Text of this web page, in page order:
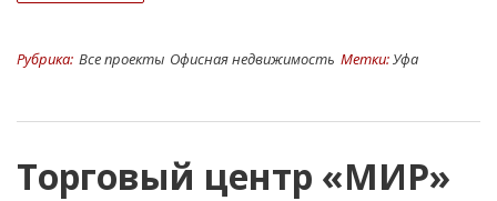
Рубрика: Все проекты Офисная недвижимость Метки: Уфа
Торговый центр «МИР»